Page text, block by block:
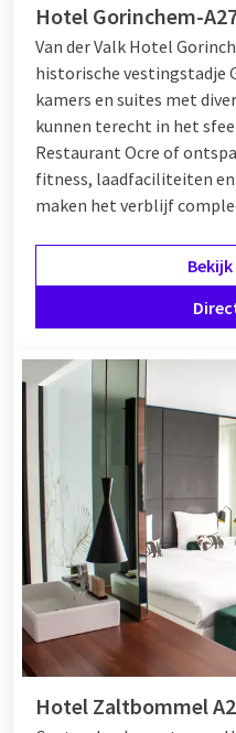
Hotel Gorinchem-
Van der Valk Hotel
historische vestingstadje
kamers en suites met
kunnen terecht in het
Restaurant Ocre of
fitness, laadfaciliteiten
maken het verblijf
Hotel Zaltbommel A2